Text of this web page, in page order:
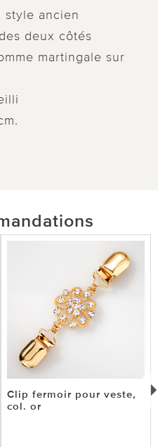
style ancien
deux côtés
martingale sur
Clip fermoir pour veste,
col. or